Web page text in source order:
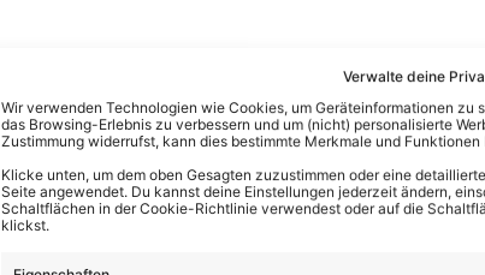
Verwalte deine
Wir verwenden Technologien wie Cookies, um Geräteinformationen zu
das Browsing-Erlebnis zu verbessern und um (nicht) personalisierte
Zustimmung widerrufst, kann dies bestimmte Merkmale und
Klicke unten, um dem oben Gesagten zuzustimmen oder eine
Seite angewendet. Du kannst deine Einstellungen jederzeit ändern,
Schaltflächen in der Cookie-Richtlinie verwendest oder auf die
klickst.